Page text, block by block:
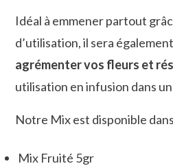
Idéal à emmener partout
d’utilisation, il sera
agrémenter vos fleurs et
utilisation en infusion dans
Notre Mix est disponible
Mix Fruité 5gr